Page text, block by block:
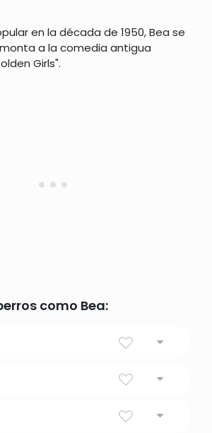
en la década de 1950, Bea se
a la comedia antigua
Girls".
como Bea: